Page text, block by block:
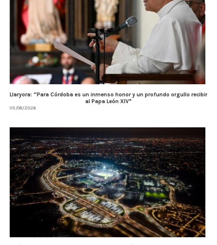
Llaryora: “Para Córdoba es un inmenso honor y un profundo orgullo recibir
al Papa León XIV”
05/08/2026